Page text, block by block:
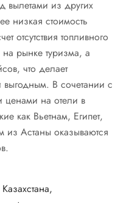
вылетами из других
низкая стоимость
отсутствия топливного
рынке туризма, а
что делает
В сочетании с
ценами на отели в
как Вьетнам, Египет,
Астаны оказываются